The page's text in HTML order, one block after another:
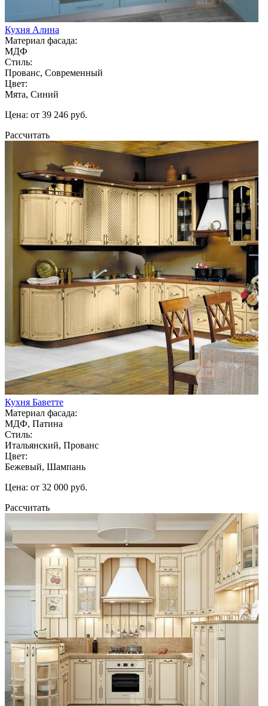
Кухня Алина
Материал фасада:
МДФ
Стиль:
Прованс, Современный
Цвет:
Мята, Синий
Цена: от 39 246 руб.
Рассчитать
Кухня Баветте
Материал фасада:
МДФ, Патина
Стиль:
Итальянский, Прованс
Цвет:
Бежевый, Шампань
Цена: от 32 000 руб.
Рассчитать